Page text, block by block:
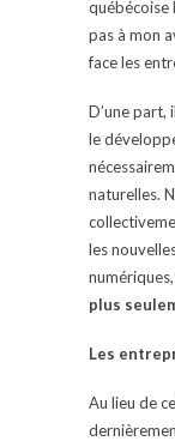
québécoise
pas à mon
face les
D’une part,
le
naturelles.
les
plus
Les
Au lieu de